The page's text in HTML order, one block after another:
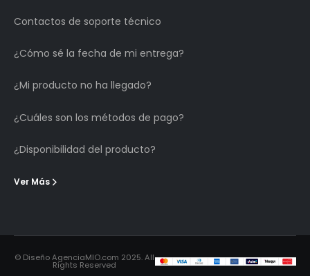
Contactos de soporte técnico
¿Cómo sé la fecha de mi entrega?
¿Mi producto no ha llegado?
¿Cuáles son los métodos de pago?
¿Disponibilidad del producto?
Ver Más
© Diseño AgenciaMIO.com 2025. All
Rights Reserved